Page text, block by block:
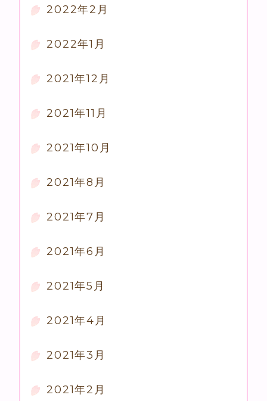
2022年2月
2022年1月
2021年12月
2021年11月
2021年10月
2021年8月
2021年7月
2021年6月
2021年5月
2021年4月
2021年3月
2021年2月